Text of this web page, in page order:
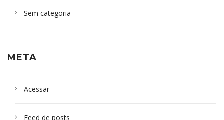
Sem categoria
META
Acessar
Feed de posts